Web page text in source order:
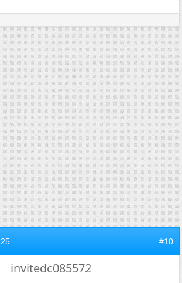
#10
invitedc085572